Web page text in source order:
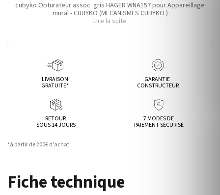
cubyko Obturateur assoc. gris HAGER WNA157 pour Appareillage
mural - CUBYKO (MECANISMES CUBYKO )
Lire la suite
LIVRAISON
GRATUITE*
GARANTIE
CONSTRUCTEUR
RETOUR
SOUS 14 JOURS
7 MODES DE
PAIEMENT SÉCURISÉ
*à partir de 200€ d’achat
Fiche technique